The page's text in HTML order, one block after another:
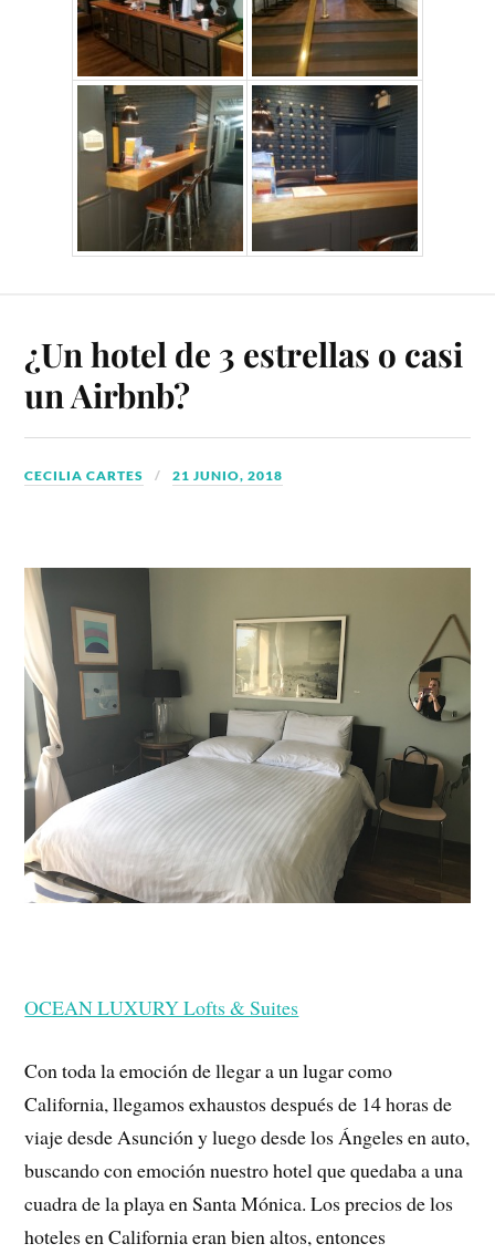
¿Un hotel de 3 estrellas o casi
un Airbnb?
CECILIA CARTES 21 JUNIO, 2018
OCEAN LUXURY Lofts & Suites
Con toda la emoción de llegar a un lugar como
California, llegamos exhaustos después de 14 horas de
viaje desde Asunción y luego desde los Ángeles en auto,
buscando con emoción nuestro hotel que quedaba a una
cuadra de la playa en Santa Mónica. Los precios de los
hoteles en California eran bien altos, entonces